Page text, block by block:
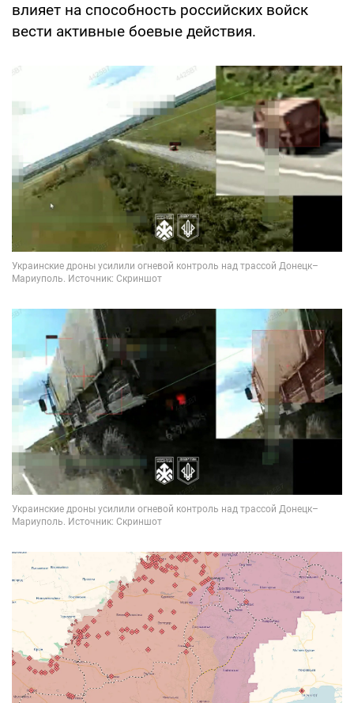
влияет на способность российских войск
вести активные боевые действия.